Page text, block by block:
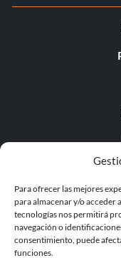
Para ofrecer las mejores
para almacenar y/o acceder
tecnologías nos permitirá
navegación o
consentimiento, puede
funciones.